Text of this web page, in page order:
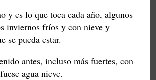
y es lo que toca cada año, algunos
inviernos fríos y con nieve y
se pueda estar.
antes, incluso más fuertes, con
agua nieve.